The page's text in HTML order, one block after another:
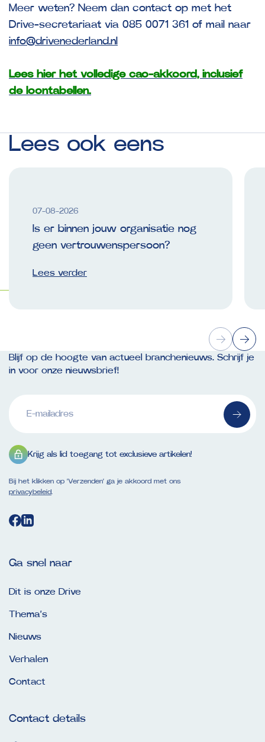
Meer weten? Neem dan contact op met het
Drive-secretariaat via 085 0071 361 of mail naar
info@drivenederland.nl
Lees hier het volledige cao-akkoord, inclusief
de loontabellen.
Lees ook eens
07-08-2026
Is er binnen jouw organisatie nog
geen vertrouwenspersoon?
Lees verder
Blijf op de hoogte van actueel branchenieuws. Schrijf je
in voor onze nieuwsbrief!
mailadres
Krijg als lid toegang tot exclusieve artikelen!
Bij het klikken op ‘Verzenden’ ga je akkoord met ons
privacybeleid
Ga snel naar
Dit is onze Drive
Thema’s
Nieuws
Verhalen
Contact
Contact details